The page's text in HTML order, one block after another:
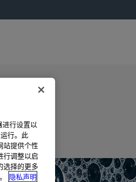
行设置以
行。此
站提供个性
行调整以启
选择的更多
隐私声明